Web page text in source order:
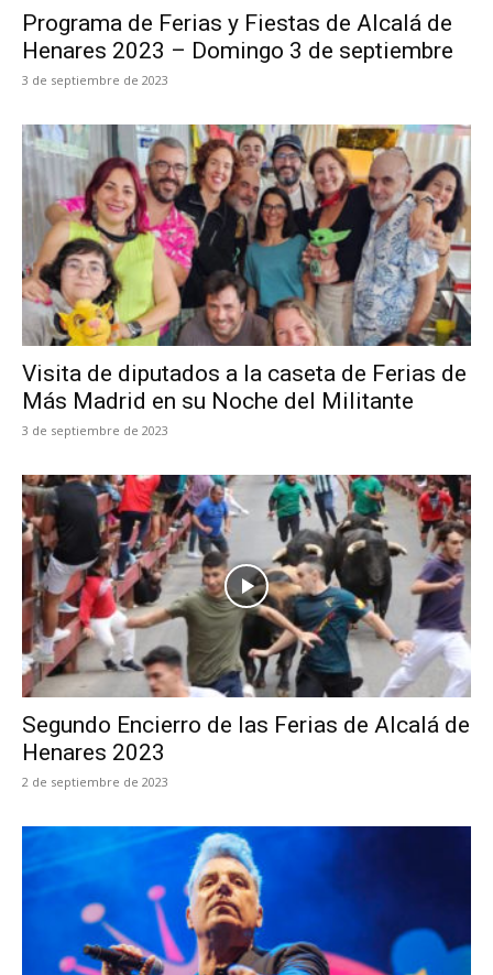
Programa de Ferias y Fiestas de Alcalá de
Henares 2023 – Domingo 3 de septiembre
3 de septiembre de 2023
Visita de diputados a la caseta de Ferias de
Más Madrid en su Noche del Militante
3 de septiembre de 2023
Segundo Encierro de las Ferias de Alcalá de
Henares 2023
2 de septiembre de 2023